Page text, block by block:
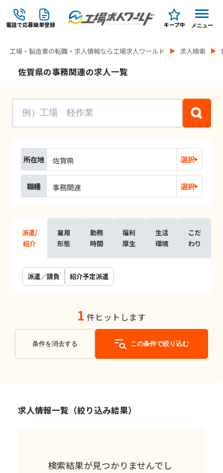
電話で応募簡単登録 キープ中 メニュー
工場・製造業の転職・求人情報なら工場求人ワールド 求人検索
佐賀県の事務関連の求人一覧
所在地 佐賀県 選択
職種 事務関連 選択
派遣/
紹介
雇用
形態
勤務
時間
福利
厚生
生活
環境
こだ
わり
派遣／請負 紹介予定派遣
1 件ヒットします
条件を消去する この条件で絞り込む
求人情報一覧（絞り込み結果）
検索結果が見つかりませんでし